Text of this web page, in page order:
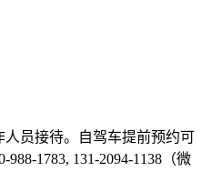
员接待。自驾车提前预约可
1783, 131-2094-1138（微